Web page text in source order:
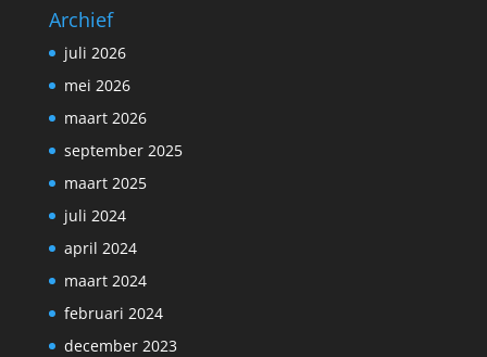
Archief
juli 2026
mei 2026
maart 2026
september 2025
maart 2025
juli 2024
april 2024
maart 2024
februari 2024
december 2023